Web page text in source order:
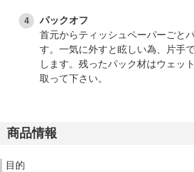
パックオフ
首元からティッシュペーパーごと
す。一気に外すと眩しい為、片手
します。残ったパック材はウェッ
取って下さい。
商品情報
目的